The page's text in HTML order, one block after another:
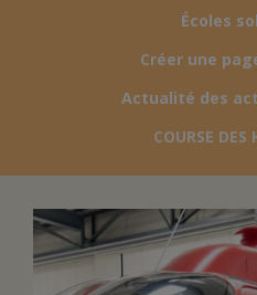
FAIRE
ESPACE
JE DEVIENS
BÉNÉVOLE
Écoles
Créer une
Actualité des
COURSE DES